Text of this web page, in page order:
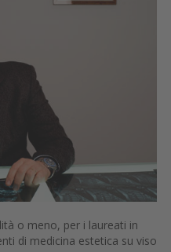
o meno, per i laureati in
di medicina estetica su viso